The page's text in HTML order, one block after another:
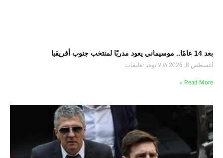
بعد 14 عامًا.. موسيماني يعود مدربًا لمنتخب جنوب أفريقيا
أغسطس 8, 2026 لا توجد تعليقات
Read More »